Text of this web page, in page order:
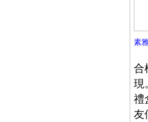
素
合
現
禮
友